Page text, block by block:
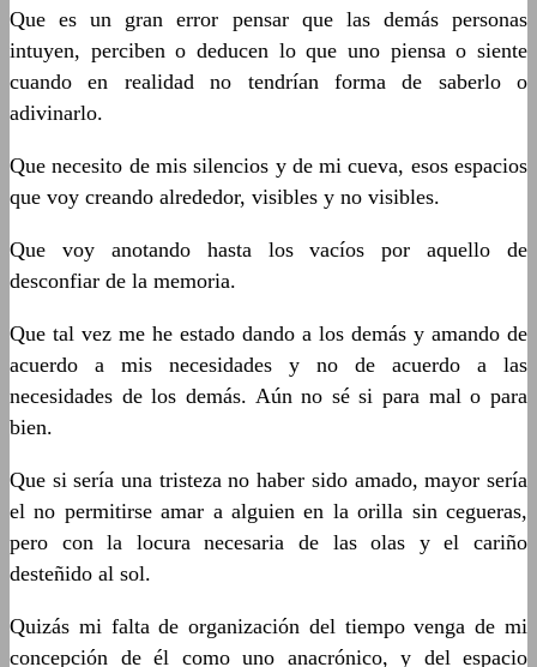
Que es un gran error pensar que las demás personas
intuyen, perciben o deducen lo que uno piensa o siente
cuando en realidad no tendrían forma de saberlo o
adivinarlo.
Que necesito de mis silencios y de mi cueva, esos espacios
que voy creando alrededor, visibles y no visibles.
Que voy anotando hasta los vacíos por aquello de
desconfiar de la memoria.
Que tal vez me he estado dando a los demás y amando de
acuerdo a mis necesidades y no de acuerdo a las
necesidades de los demás. Aún no sé si para mal o para
bien.
Que si sería una tristeza no haber sido amado, mayor sería
el no permitirse amar a alguien en la orilla sin cegueras,
pero con la locura necesaria de las olas y el cariño
desteñido al sol.
Quizás mi falta de organización del tiempo venga de mi
concepción de él como uno anacrónico, y del espacio